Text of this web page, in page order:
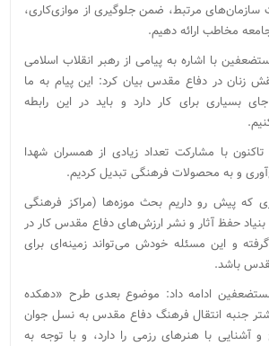
سازمان‌های مرتبط، ضمن جلوگیری از موازی‌کاری،
مخاطب ارائه دهیم.
با اشاره به پیامی از رهبر انقلاب اسلامی
زنان در دفاع مقدس بیان کرد: این پیام به ما
بسیاری برای کار دارد و باید در این رابطه
با مشارکت تعداد زیادی از همسران شهدا
و به محصولات فرهنگی تبدیل کردیم.
که پیش رو داریم بحث موزه‌ها (مراکز فرهنگی
حفظ آثار و نشر ارزش‌های دفاع مقدس کار در
و این مسئله خودش می‌تواند زمینه‌ای برای
باشد.
ادامه داد: موضوع بعدی طرح «دهکده
جنبه انتقال فرهنگ دفاع مقدس به نسل جوان
آشنایی با هنرهای رزمی را دارد، و با توجه به